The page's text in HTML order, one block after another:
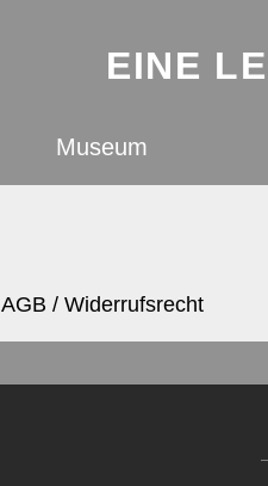
EINE
Museum
AGB / Widerrufsrecht